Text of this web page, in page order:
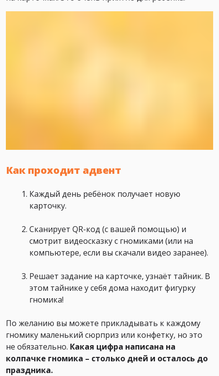
Как проходит адвент
Каждый день ребёнок получает новую
карточку.
Сканирует QR-код (с вашей помощью) и
смотрит видеосказку с гномиками (или на
компьютере, если вы скачали видео заранее).
Решает задание на карточке, узнаёт тайник. В
этом тайнике у себя дома находит фигурку
гномика!
По желанию вы можете прикладывать к каждому
гномику маленький сюрприз или конфетку, но это
не обязательно. Какая цифра написана на
колпачке гномика – столько дней и осталось до
праздника.